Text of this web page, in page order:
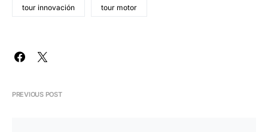
tour innovación tour motor
PREVIOUS POST